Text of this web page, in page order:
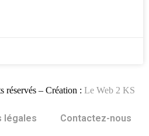
réservés – Création : Le Web 2 KS
légales Contactez-nous